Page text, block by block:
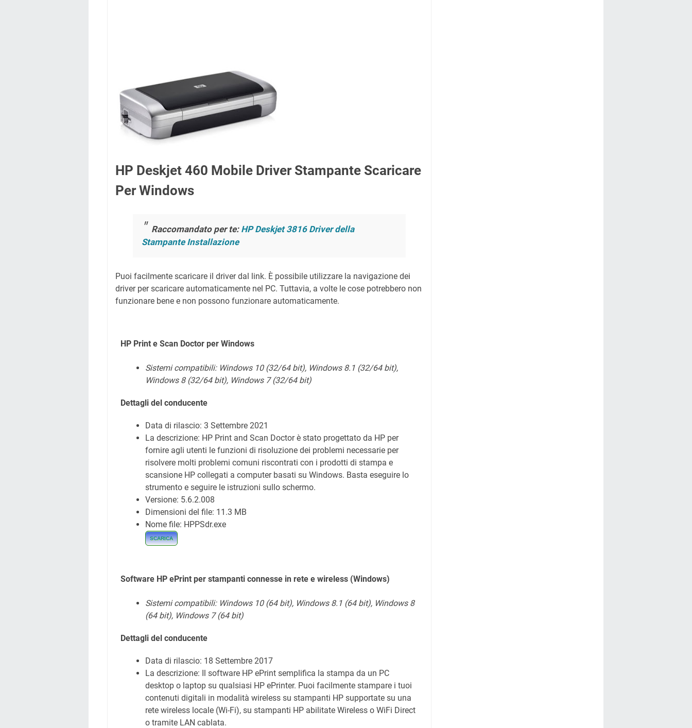
HP Deskjet 460 Mobile Driver Stampante Scaricare
Per Windows
Raccomandato per te: HP Deskjet 3816 Driver della
Stampante Installazione
Puoi facilmente scaricare il driver dal link. È possibile utilizzare la navigazione dei
driver per scaricare automaticamente nel PC. Tuttavia, a volte le cose potrebbero non
funzionare bene e non possono funzionare automaticamente.
HP Print e Scan Doctor per Windows
Sistemi compatibili: Windows 10 (32/64 bit), Windows 8.1 (32/64 bit),
Windows 8 (32/64 bit), Windows 7 (32/64 bit)
Dettagli del conducente
Data di rilascio: 3 Settembre 2021
La descrizione: HP Print and Scan Doctor è stato progettato da HP per
fornire agli utenti le funzioni di risoluzione dei problemi necessarie per
risolvere molti problemi comuni riscontrati con i prodotti di stampa e
scansione HP collegati a computer basati su Windows. Basta eseguire lo
strumento e seguire le istruzioni sullo schermo.
Versione: 5.6.2.008
Dimensioni del file: 11.3 MB
Nome file: HPPSdr.exe
SCARICA
Software HP ePrint per stampanti connesse in rete e wireless (Windows)
Sistemi compatibili: Windows 10 (64 bit), Windows 8.1 (64 bit), Windows 8
(64 bit), Windows 7 (64 bit)
Dettagli del conducente
Data di rilascio: 18 Settembre 2017
La descrizione: Il software HP ePrint semplifica la stampa da un PC
desktop o laptop su qualsiasi HP ePrinter. Puoi facilmente stampare i tuoi
contenuti digitali in modalità wireless su stampanti HP supportate su una
rete wireless locale (Wi-Fi), su stampanti HP abilitate Wireless o WiFi Direct
o tramite LAN cablata.